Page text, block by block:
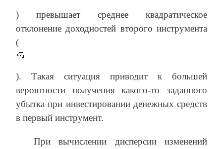
) превышает среднее квадратическое
отклонение доходностей второго инструмента
(
). Такая ситуация приводит к большей
вероятности получения какого-то заданного
убытка при инвестировании денежных средств
в первый инструмент.
При вычислении дисперсии изменений